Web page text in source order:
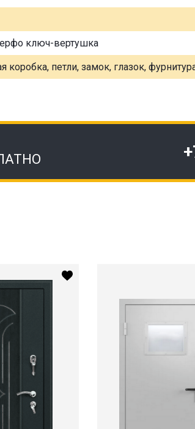
ключ-вертушка
коробка, петли, замок, глазок,